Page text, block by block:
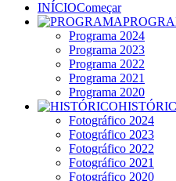
INÍCIOComeçar
Programa 2024
Programa 2023
Programa 2022
Programa 2021
Programa 2020
Fotográfico 2024
Fotográfico 2023
Fotográfico 2022
Fotográfico 2021
Fotográfico 2020